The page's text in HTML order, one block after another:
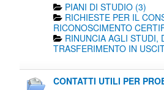
PIANI DI STUDIO (3)
RICHIESTE PER IL
RICONOSCIMENTO
RINUNCIA AGLI STUDI,
TRASFERIMENTO IN
CONTATTI UTILI PER